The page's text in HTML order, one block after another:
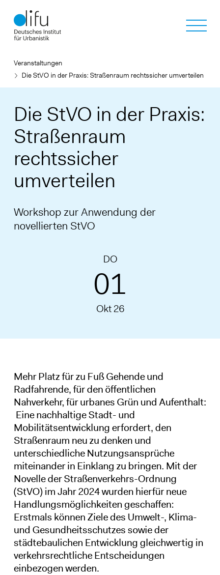
zum
Inhalt
Veranstaltungen
Die StVO in der Praxis: Straßenraum rechtssicher umverteilen
Die StVO in der Praxis:
Straßenraum
rechtssicher
umverteilen
Workshop zur Anwendung der
novellierten StVO
DO
01
Okt 26
Mehr Platz für zu Fuß Gehende und
Radfahrende, für den öffentlichen
Nahverkehr, für urbanes Grün und Aufenthalt:
Eine nachhaltige Stadt- und
Mobilitätsentwicklung erfordert, den
Straßenraum neu zu denken und
unterschiedliche Nutzungsansprüche
miteinander in Einklang zu bringen. Mit der
Novelle der Straßenverkehrs-Ordnung
(StVO) im Jahr 2024 wurden hierfür neue
Handlungsmöglichkeiten geschaffen:
Erstmals können Ziele des Umwelt-, Klima-
und Gesundheitsschutzes sowie der
städtebaulichen Entwicklung gleichwertig in
verkehrsrechtliche Entscheidungen
einbezogen werden.